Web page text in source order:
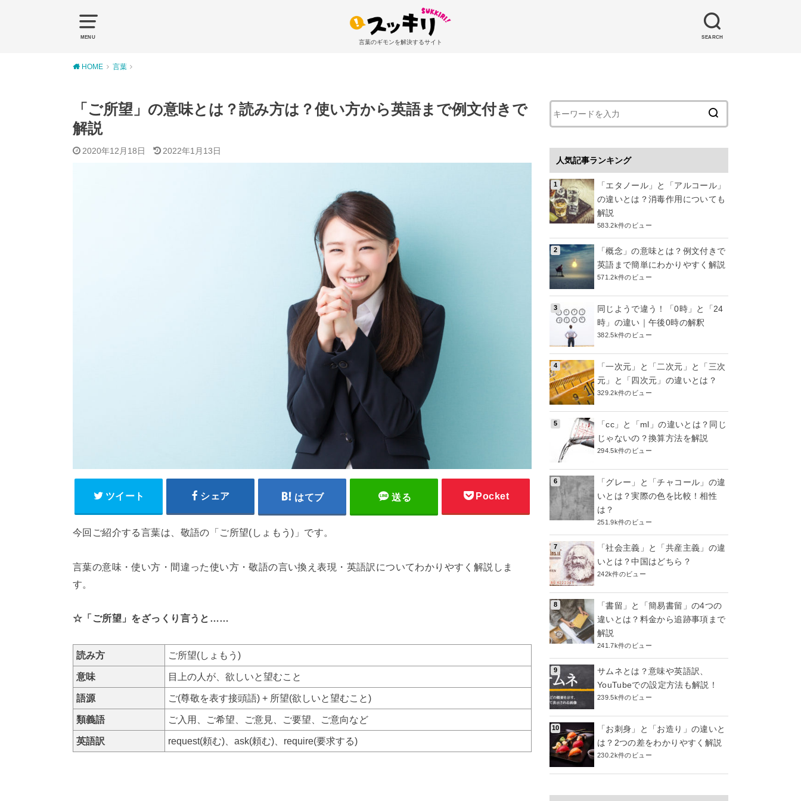
MENU SEARCH
言葉のギモンを解決するサイト
HOME 言葉
「ご所望」の意味とは？読み方は？使い方から英語まで例文付きで
解説
2020年12月18日 2022年1月13日
ツイート シェア はてブ 送る Pocket
今回ご紹介する言葉は、敬語の「ご所望(しょもう)」です。
言葉の意味・使い方・間違った使い方・敬語の言い換え表現・英語訳についてわかりやすく解説しま
す。
☆「ご所望」をざっくり言うと……
読み方 ご所望(しょもう)
意味 目上の人が、欲しいと望むこと
語源 ご(尊敬を表す接頭語) + 所望(欲しいと望むこと)
類義語 ご入用、ご希望、ご意見、ご要望、ご意向など
英語訳 request(頼む)、ask(頼む)、require(要求する)
人気記事ランキング
「エタノール」と「アルコール」
の違いとは？消毒作用についても
解説
583.2k件のビュー
「概念」の意味とは？例文付きで
英語まで簡単にわかりやすく解説
571.2k件のビュー
同じようで違う！「0時」と「24
時」の違い｜午後0時の解釈
382.5k件のビュー
「一次元」と「二次元」と「三次
元」と「四次元」の違いとは？
329.2k件のビュー
「cc」と「ml」の違いとは？同じ
じゃないの？換算方法を解説
294.5k件のビュー
「グレー」と「チャコール」の違
いとは？実際の色を比較！相性
は？
251.9k件のビュー
「社会主義」と「共産主義」の違
いとは？中国はどちら？
242k件のビュー
「書留」と「簡易書留」の4つの
違いとは？料金から追跡事項まで
解説
241.7k件のビュー
サムネとは？意味や英語訳、
YouTubeでの設定方法も解説！
239.5k件のビュー
「お刺身」と「お造り」の違いと
は？2つの差をわかりやすく解説
230.2k件のビュー